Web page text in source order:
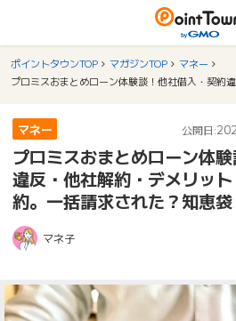
ポイントタウンTOP マガジンTOP
マネー
マネー 公開日:
プロミスおまとめローン体
違反・他社解約・デメリッ
約。一括請求された？知恵袋
マネ子